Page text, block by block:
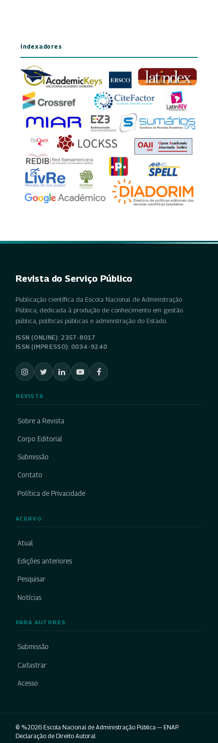
Indexadores
Revista do Serviço Público
Publicação científica da Escola Nacional de Administração
Pública, dedicada à produção de conhecimento em gestão
pública, políticas públicas e administração do Estado.
ISSN (ONLINE): 2357-8017
ISSN (IMPRESSO): 0034-9240
REVISTA
Sobre a Revista
Corpo Editorial
Submissão
Contato
Política de Privacidade
ACERVO
Atual
Edições anteriores
Pesquisar
Notícias
PARA AUTORES
Submissão
Cadastrar
Acesso
© %2026 Escola Nacional de Administração Pública — ENAP.
Declaração de Direito Autoral